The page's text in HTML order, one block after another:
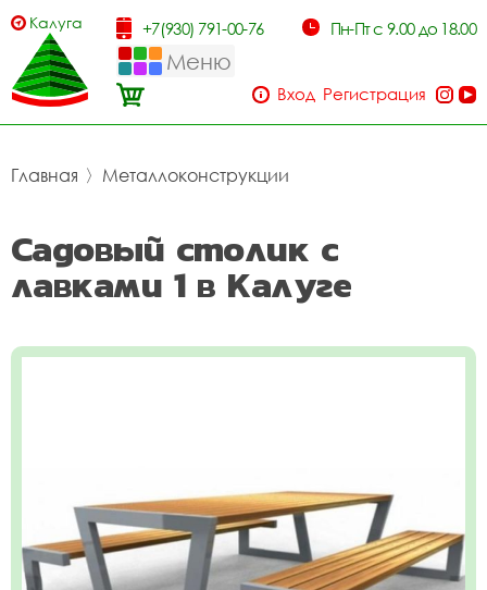
Калуга +7(930) 791-00-76 Пн-Пт с 9.00 до 18.00
Меню
Вход Регистрация
Главная 〉 Металлоконструкции
Садовый столик с
лавками 1 в Калуге